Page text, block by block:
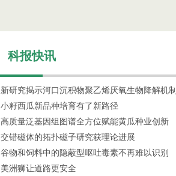
科报快讯
新研究揭示河口沉积物聚乙烯厌氧生物降解机制
小籽西瓜新品种培育有了新路径
高质量泛基因组图谱全方位赋能黄瓜种业创新
交错磁体的拓扑磁子研究获理论进展
谷物和饲料中的隐蔽型呕吐毒素不再难以识别
美洲狮让道路更安全